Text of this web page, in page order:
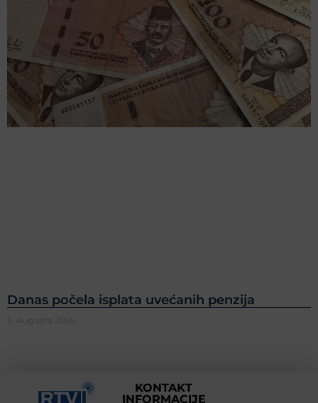
Danas počela isplata uvećanih penzija
5. Augusta 2026.
KONTAKT
INFORMACIJE